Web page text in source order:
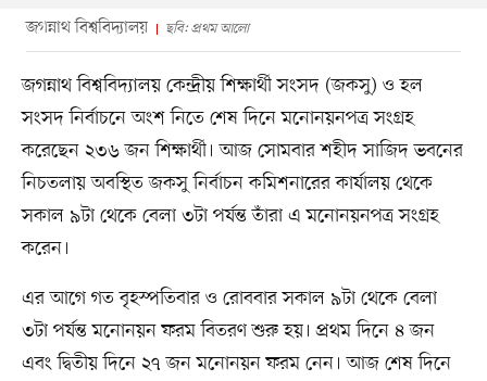
জগন্নাথ বিশ্ববিদ্যালয় ছবি: প্রথম আলো
জগন্নাথ বিশ্ববিদ্যালয় কেন্দ্রীয় শিক্ষার্থী সংসদ (জকসু) ও হল
সংসদ নির্বাচনে অংশ নিতে শেষ দিনে মনোনয়নপত্র সংগ্রহ
করেছেন ২৩৬ জন শিক্ষার্থী। আজ সোমবার শহীদ সাজিদ ভবনের
নিচতলায় অবস্থিত জকসু নির্বাচন কমিশনারের কার্যালয় থেকে
সকাল ৯টা থেকে বেলা ৩টা পর্যন্ত তাঁরা এ মনোনয়নপত্র সংগ্রহ
করেন।
এর আগে গত বৃহস্পতিবার ও রোববার সকাল ৯টা থেকে বেলা
৩টা পর্যন্ত মনোনয়ন ফরম বিতরণ শুরু হয়। প্রথম দিনে ৪ জন
এবং দ্বিতীয় দিনে ২৭ জন মনোনয়ন ফরম নেন। আজ শেষ দিনে